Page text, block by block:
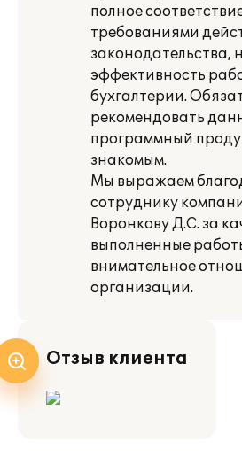
полное
требованиями
законодательства,
эффективность
бухгалтерии.
рекомендовать
программный
знакомым.
Мы выражаем
сотруднику
Воронкову Д.С. за
выполненные
внимательное
организации.
Отзыв клиента